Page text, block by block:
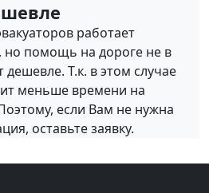
работает
но помощь на дороге не в
дешевле. Т.к. в этом случае
меньше времени на
если Вам не нужна
оставьте заявку.